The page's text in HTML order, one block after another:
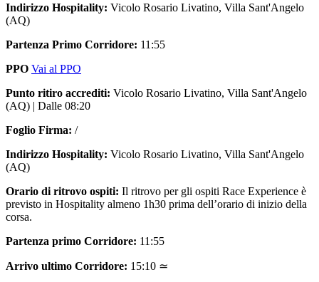
Indirizzo Hospitality: Vicolo Rosario Livatino, Villa Sant'Angelo
(AQ)
Partenza Primo Corridore: 11:55
PPO Vai al PPO
Punto ritiro accrediti: Vicolo Rosario Livatino, Villa Sant'Angelo
(AQ) | Dalle 08:20
Foglio Firma: /
Indirizzo Hospitality: Vicolo Rosario Livatino, Villa Sant'Angelo
(AQ)
Orario di ritrovo ospiti: Il ritrovo per gli ospiti Race Experience è
previsto in Hospitality almeno 1h30 prima dell’orario di inizio della
corsa.
Partenza primo Corridore: 11:55
Arrivo ultimo Corridore: 15:10 ≃